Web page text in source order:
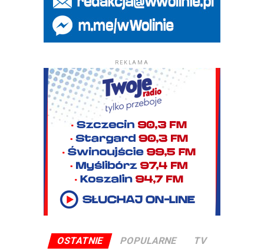
REKLAMA
OSTATNIE POPULARNE TV